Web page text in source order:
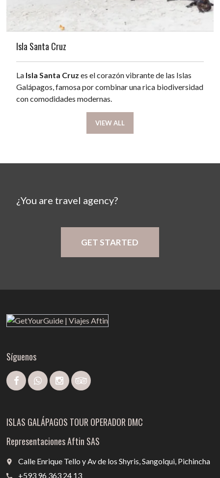
Isla Santa Cruz
La Isla Santa Cruz es el corazón vibrante de las Islas
Galápagos, famosa por combinar una rica biodiversidad
con comodidades modernas.
VIEW ALL
¿You are travel agency?
GET STARTED
Síguenos
ISLAS GALÁPAGOS TOUR OPERADOR DMC
Representaciones Aftin SAS
place Calle Enrique Tello y Av de los Shyris, Sangolqui, Pichincha
call +593 96 363 24 13